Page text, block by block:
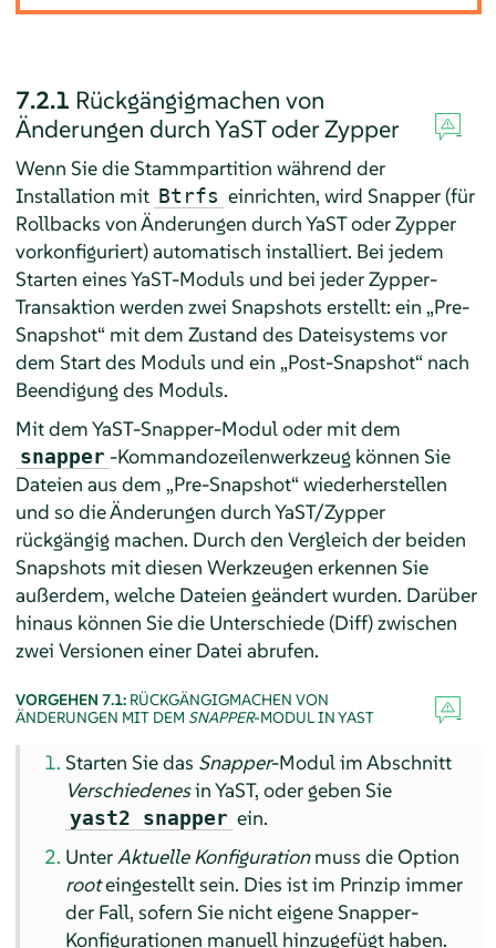
7.2.1 Rückgängigmachen von
Änderungen durch YaST oder Zypper
Wenn Sie die Stammpartition während der
Installation mit Btrfs einrichten, wird Snapper (für
Rollbacks von Änderungen durch YaST oder Zypper
vorkonfiguriert) automatisch installiert. Bei jedem
Starten eines YaST-Moduls und bei jeder Zypper-
Transaktion werden zwei Snapshots erstellt: ein „Pre-
Snapshot“mit dem Zustand des Dateisystems vor
dem Start des Moduls und ein „Post-Snapshot“nach
Beendigung des Moduls.
Mit dem YaST-Snapper-Modul oder mit dem
snapper -Kommandozeilenwerkzeug können Sie
Dateien aus dem „Pre-Snapshot“wiederherstellen
und so die Änderungen durch YaST/Zypper
rückgängig machen. Durch den Vergleich der beiden
Snapshots mit diesen Werkzeugen erkennen Sie
außerdem, welche Dateien geändert wurden. Darüber
hinaus können Sie die Unterschiede (Diff) zwischen
zwei Versionen einer Datei abrufen.
VORGEHEN 7.1: RÜCKGÄNGIGMACHEN VON
ÄNDERUNGEN MIT DEM SNAPPER-MODUL IN YAST
Starten Sie das Snapper-Modul im Abschnitt
Verschiedenesin YaST, oder geben Sie
yast2 snapper ein.
UnterAktuelle Konfigurationmuss die Option
rooteingestellt sein. Dies ist im Prinzip immer
der Fall, sofern Sie nicht eigene Snapper-
Konfigurationen manuell hinzugefügt haben.